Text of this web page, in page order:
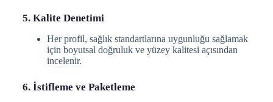
5. Kalite Denetimi
Her profil, sağlık standartlarına uygunluğu sağlamak
için boyutsal doğruluk ve yüzey kalitesi açısından
incelenir.
6. İstifleme ve Paketleme